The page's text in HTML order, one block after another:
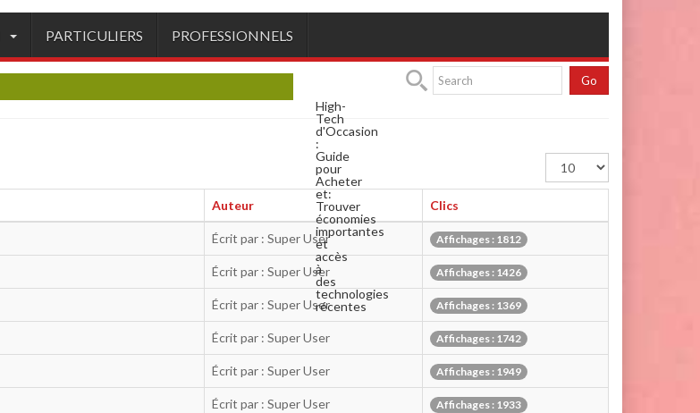
PARTICULIERS PROFESSIONNELS
High-
Tech
d'Occasion
:
Guide
pour
Acheter
et:
Trouver
économies
importantes
et
accès
à
des
technologies
récentes
Informatique
Imprimantes
d'Occasion
:
Go
Afficher
#
Auteur Clics
Écrit par : Super User Affichages : 1812
Écrit par : Super User Affichages : 1426
Écrit par : Super User Affichages : 1369
Écrit par : Super User Affichages : 1742
Écrit par : Super User Affichages : 1949
Écrit par : Super User Affichages : 1933